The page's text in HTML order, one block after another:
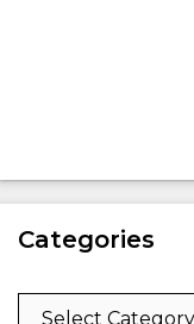
Categories
Categories